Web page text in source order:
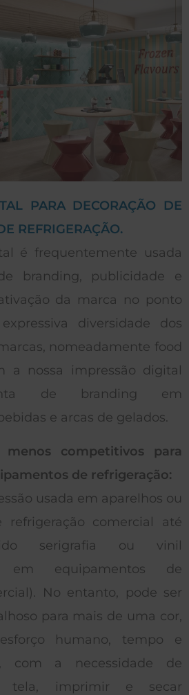
PARA DECORAÇÃO DE
REFRIGERAÇÃO.
é frequentemente usada
branding, publicidade e
da marca no ponto
diversidade dos
nomeadamente food
a nossa impressão digital
de branding em
e arcas de gelados.
competitivos para
de refrigeração:
usada em aparelhos ou
refrigeração comercial até
serigrafia ou vinil
em equipamentos de
No entanto, pode ser
para mais de uma cor,
humano, tempo e
com a necessidade de
tela, imprimir e secar